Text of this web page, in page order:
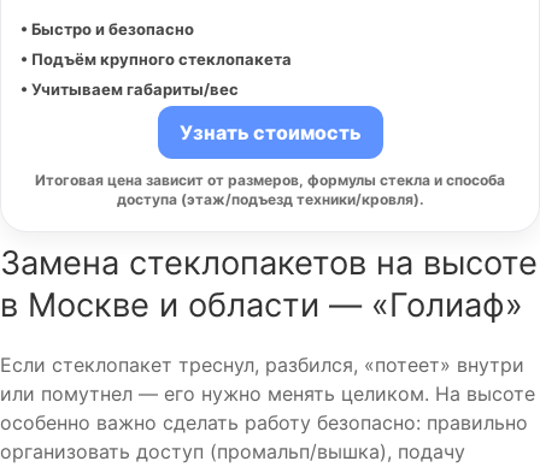
• Быстро и безопасно
• Подъём крупного стеклопакета
• Учитываем габариты/вес
Узнать стоимость
Итоговая цена зависит от размеров, формулы стекла и способа
доступа (этаж/подъезд техники/кровля).
Замена стеклопакетов на высоте
в Москве и области — «Голиаф»
Если стеклопакет треснул, разбился, «потеет» внутри
или помутнел — его нужно менять целиком. На высоте
особенно важно сделать работу безопасно: правильно
организовать доступ (промальп/вышка), подачу